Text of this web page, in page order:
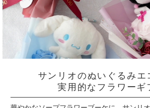
サンリオのぬいぐるみエ
実用的なフラワーギ